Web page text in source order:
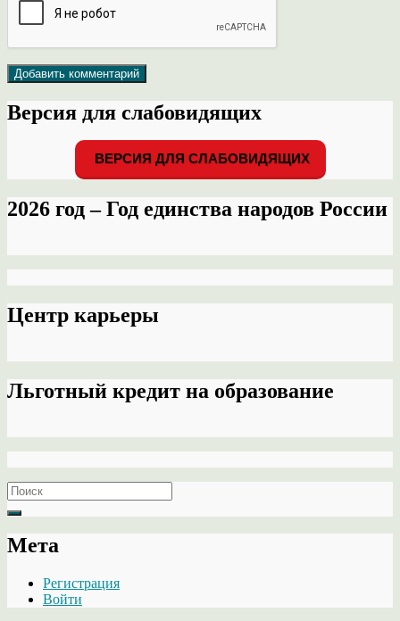
Версия для слабовидящих
ВЕРСИЯ ДЛЯ СЛАБОВИДЯЩИХ
2026 год – Год единства народов России
Центр карьеры
Льготный кредит на образование
Search
for:
Мета
Регистрация
Войти